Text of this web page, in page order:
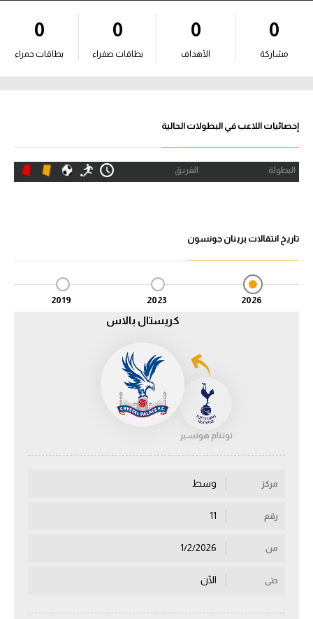
آراء حرة
ركن الألعاب
الدوري المصري
الدوري الإنجليزي الممتاز
الدوري الإيطالي
الدوري الألماني
دوري أبطال أوروبا
دوري أبطال إفريقيا
أقسام
0
مشاركة
0
الأهداف
0
بطاقات صفراء
0
بطاقات حمراء
إحصائيات اللاعب في البطولات الحالية
البطولة الفريق
تاريخ انتقالات برينان جونسون
2026
2023
2019
كريستال بالاس
توتنام هوتسبر
مركز وسط
رقم
من
حتى الآن